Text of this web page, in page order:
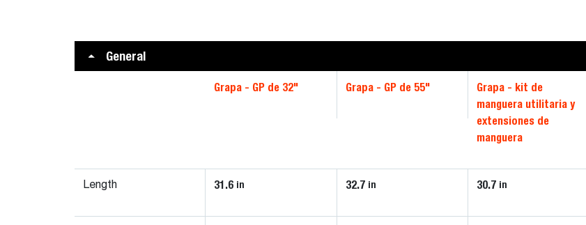
General
Grapa - GP de 32" Grapa - GP de 55"
Grapa - kit de
manguera utilitaria y
extensiones de
manguera
Length 31.6 in 32.7 in 30.7 in